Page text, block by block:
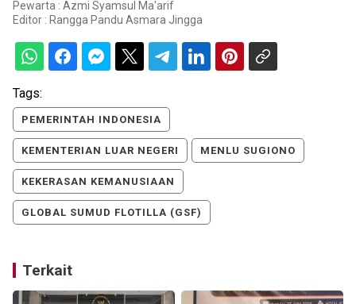
Pewarta : Azmi Syamsul Ma'arif
Editor : Rangga Pandu Asmara Jingga
Tags:
PEMERINTAH INDONESIA
KEMENTERIAN LUAR NEGERI MENLU SUGIONO
KEKERASAN KEMANUSIAAN
GLOBAL SUMUD FLOTILLA (GSF)
Terkait